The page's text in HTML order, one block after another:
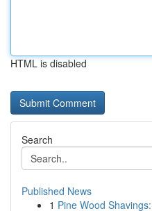
HTML is disabled
Search
Published News
1 Pine Wood